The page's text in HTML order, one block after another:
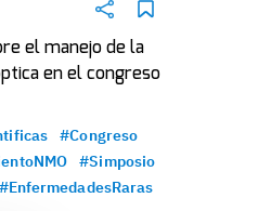
el manejo de la
en el congreso
#Congreso
#Simposio
#EnfermedadesRaras